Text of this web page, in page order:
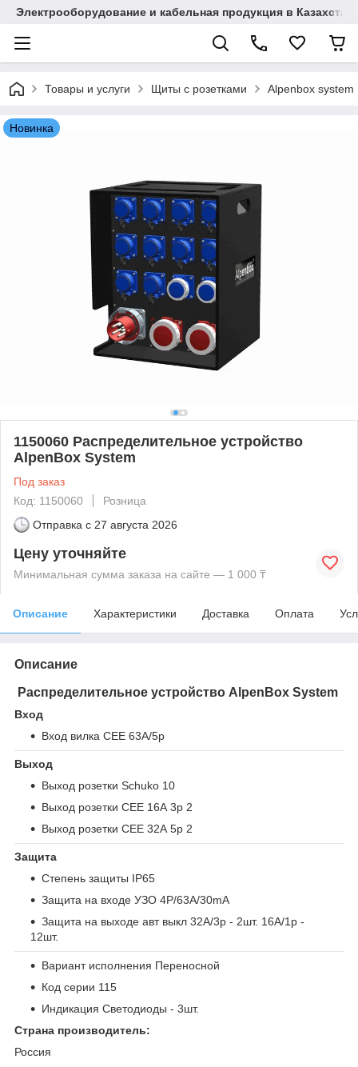
Электрооборудование и кабельная продукция в
Товары и услуги Щиты с розетками Alpenbox system
Новинка
1150060 Распределительное устройство
AlpenBox System
Под заказ
Код: 1150060
Розница
Отправка с 27 августа 2026
Цену уточняйте
Минимальная сумма заказа на сайте — 1 000 ₸
Описание Характеристики Доставка Оплата
Описание
Распределительное устройство AlpenBox System
Вход
Вход вилка CEE 63А/5р
Выход
Выход розетки Schuko 10
Выход розетки СЕЕ 16А 3р 2
Выход розетки СЕЕ 32А 5р 2
Защита
Степень защиты IP65
Защита на входе УЗО 4P/63A/30mA
Защита на выходе авт выкл 32A/3p - 2шт. 16A/1p -
12шт.
Вариант исполнения Переносной
Код серии 115
Индикация Светодиоды - 3шт.
Страна производитель:
Россия